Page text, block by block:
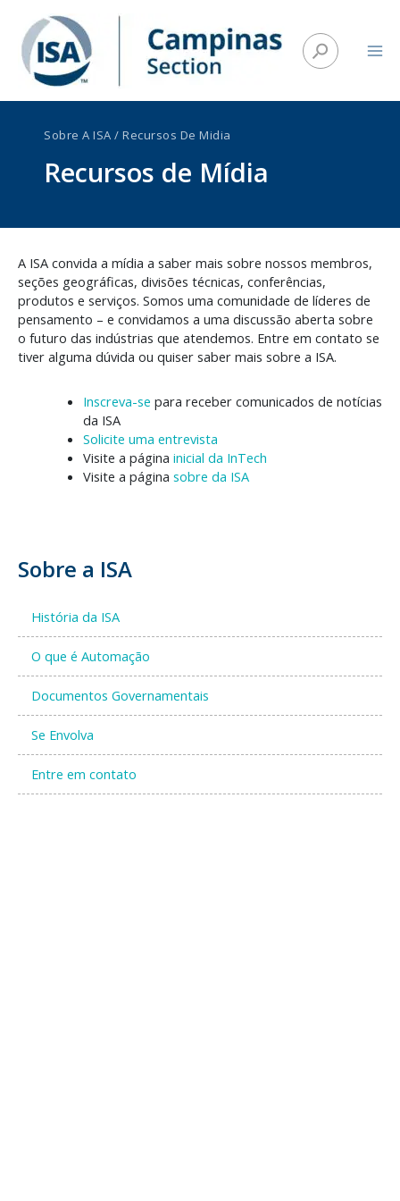
conteúdo
Pesquisar
Sobre A ISA /Recursos De Midia
Recursos de Mídia
A ISA convida a mídia a saber mais sobre nossos membros,
seções geográficas, divisões técnicas, conferências,
produtos e serviços. Somos uma comunidade de líderes de
pensamento – e convidamos a uma discussão aberta sobre
o futuro das indústrias que atendemos. Entre em contato se
tiver alguma dúvida ou quiser saber mais sobre a ISA.
Inscreva-se para receber comunicados de notícias
da ISA
Solicite uma entrevista
Visite a página inicial da InTech
Visite a página sobre da ISA
Sobre a ISA
História da ISA
O que é Automação
Documentos Governamentais
Se Envolva
Entre em contato